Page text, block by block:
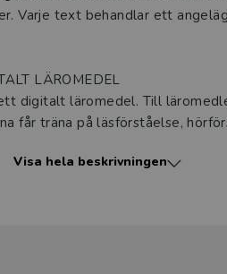
Varje text behandlar ett
LÄROMEDEL
digitalt läromedel. Till
får träna på läsförståelse,
Visa hela beskrivningen